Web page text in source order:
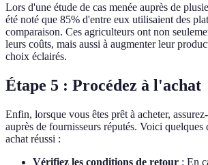
Lors d'une étude de cas menée auprès de
été noté que 85% d'entre eux utilisaient des
comparaison. Ces agriculteurs ont non
leurs coûts, mais aussi à augmenter leur
choix éclairés.
Étape 5 : Procédez à l'achat
Enfin, lorsque vous êtes prêt à acheter,
auprès de fournisseurs réputés. Voici quelques
achat réussi :
Vérifiez les conditions de retour : En